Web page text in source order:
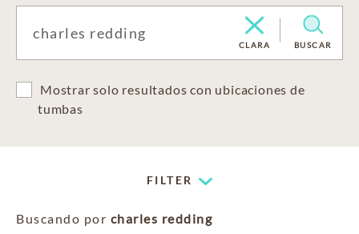
CLARA BUSCAR
Mostrar solo resultados con ubicaciones de
tumbas
FILTER
Buscando por charles redding